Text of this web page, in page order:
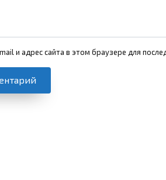
и адрес сайта в этом браузере для